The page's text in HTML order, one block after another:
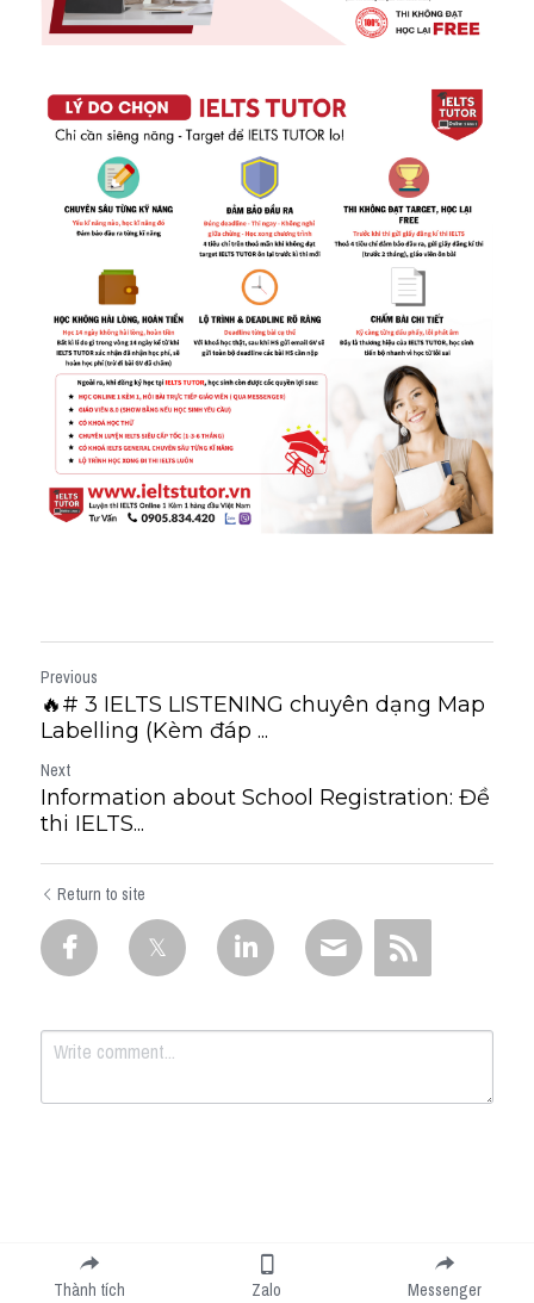
Previous
🔥# 3 IELTS LISTENING chuyên dạng Map
Labelling (Kèm đáp ...
Next
Information about School Registration: Đề
thi IELTS...
Return to site
Submit
Thành tích Zalo Messenger